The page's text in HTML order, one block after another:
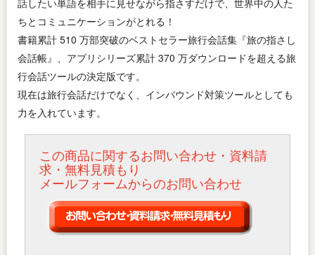
ちとコミュニケーションがとれる！
書籍累計 510 万部突破のベストセラー旅行会話集『旅の指さし
会話帳』、アプリシリーズ累計 370 万ダウンロードを超える旅
行会話ツールの決定版です。
現在は旅行会話だけでなく、インバウンド対策ツールとしても
力を入れています。
この商品に関するお問い合わせ・資料請
求・無料見積もり
メールフォームからのお問い合わせ